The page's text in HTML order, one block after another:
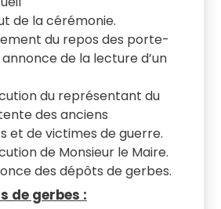
de la cérémonie.
du repos des porte-
de la lecture d’un
du représentant du
des anciens
et de victimes de guerre.
de Monsieur le Maire.
des dépôts de gerbes.
de gerbes :